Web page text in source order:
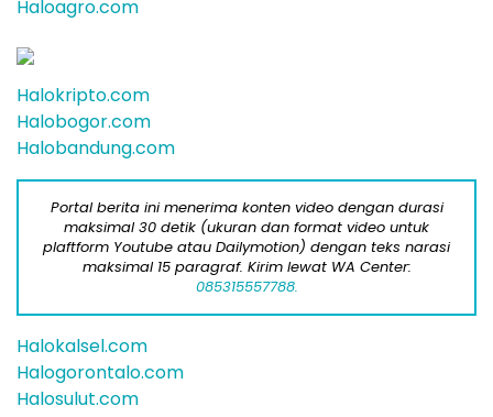
Haloagro.com
Halokripto.com
Halobogor.com
Halobandung.com
Portal berita ini menerima konten video dengan durasi
maksimal 30 detik (ukuran dan format video untuk
plaftform Youtube atau Dailymotion) dengan teks narasi
maksimal 15 paragraf. Kirim lewat WA Center:
085315557788.
Halokalsel.com
Halogorontalo.com
Halosulut.com